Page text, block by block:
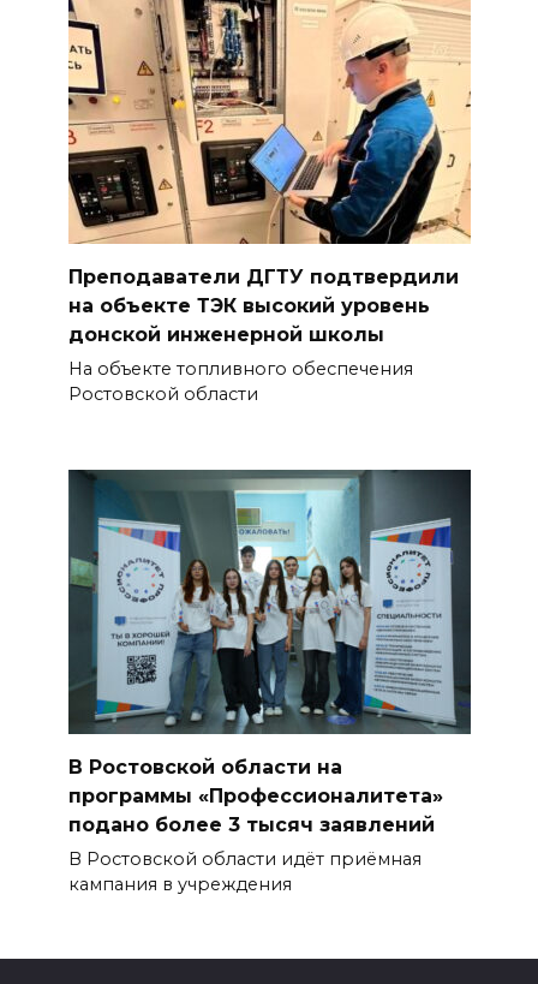
Преподаватели ДГТУ подтвердили
на объекте ТЭК высокий уровень
донской инженерной школы
На объекте топливного обеспечения
Ростовской области
В Ростовской области на
программы «Профессионалитета»
подано более 3 тысяч заявлений
В Ростовской области идёт приёмная
кампания в учреждения